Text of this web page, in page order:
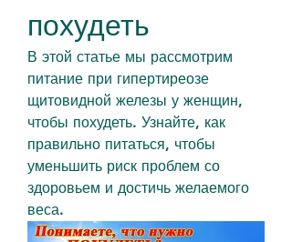
похудеть
В этой статье мы рассмотрим
питание при гипертиреозе
щитовидной железы у женщин,
чтобы похудеть. Узнайте, как
правильно питаться, чтобы
уменьшить риск проблем со
здоровьем и достичь желаемого
веса.